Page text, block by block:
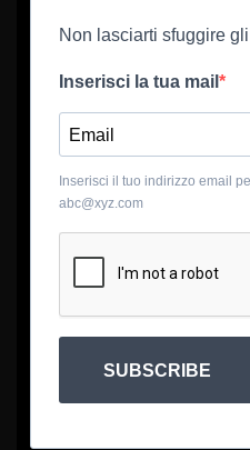
Non lasciarti sfuggire
Inserisci la tua mail
Inserisci il tuo indirizzo email
abc@xyz.com
SUBSCRIBE